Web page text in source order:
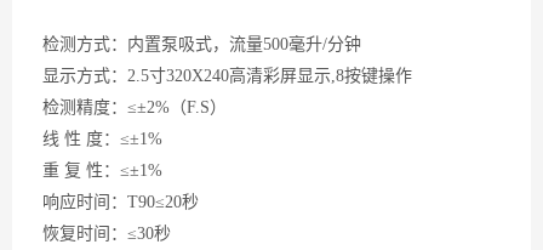
检测方式：内置泵吸式，流量500毫升/分钟
显示方式： 2.5寸320X240高清彩屏显示,8按键操作
检测精度： ≤±2%（F.S）
线 性 度：≤±1%
重 复 性：≤±1%
响应时间： T90≤20秒
恢复时间： ≤30秒